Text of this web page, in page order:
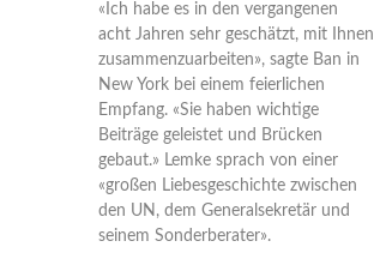
«Ich habe es in den vergangenen
acht Jahren sehr geschätzt, mit Ihnen
zusammenzuarbeiten», sagte Ban in
New York bei einem feierlichen
Empfang. «Sie haben wichtige
Beiträge geleistet und Brücken
gebaut.» Lemke sprach von einer
«großen Liebesgeschichte zwischen
den UN, dem Generalsekretär und
seinem Sonderberater».